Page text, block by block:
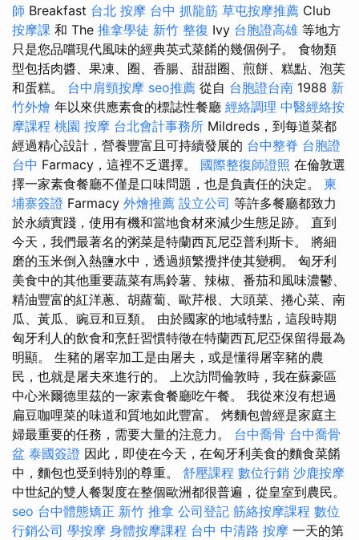
師 Breakfast 台北 按摩 台中 抓龍筋 草屯按摩推薦 Club
按摩課 和 The 推拿學徒 新竹 整復 Ivy 台胞證高雄 等地方
只是您品嚐現代風味的經典英式菜餚的幾個例子。 食物類
型包括肉醬、果凍、圈、香腸、甜甜圈、煎餅、糕點、泡芙
和蛋糕。 台中肩頸按摩 seo推薦 從自 台胞證台南 1988 新
竹外燴 年以來供應素食的標誌性餐廳 經絡調理 中醫經絡按
摩課程 桃園 按摩 台北會計事務所 Mildreds，到每道菜都
經過精心設計，營養豐富且可持續發展的 台中整脊 台胞證
台中 Farmacy，這裡不乏選擇。 國際整復師證照 在倫敦選
擇一家素食餐廳不僅是口味問題，也是負責任的決定。 柬
埔寨簽證 Farmacy 外燴推薦 設立公司 等許多餐廳都致力
於永續實踐，使用有機和當地食材來減少生態足跡。 直到
今天，我們最著名的粥菜是特蘭西瓦尼亞普利斯卡。 將細
磨的玉米倒入熱鹽水中，透過頻繁攪拌使其變稠。 匈牙利
美食中的其他重要蔬菜有馬鈴薯、辣椒、番茄和風味濃鬱、
精油豐富的紅洋蔥、胡蘿蔔、歐芹根、大頭菜、捲心菜、南
瓜、黃瓜、豌豆和豆類。 由於國家的地域特點，這段時期
匈牙利人的飲食和烹飪習慣特徵在特蘭西瓦尼亞保留得最為
明顯。 生豬的屠宰加工是由屠夫，或是懂得屠宰豬的農
民，也就是屠夫來進行的。 上次訪問倫敦時，我在蘇豪區
中心米爾德里茲的一家素食餐廳吃午餐。 我從來沒有想過
扁豆咖哩菜的味道和質地如此豐富。 烤麵包曾經是家庭主
婦最重要的任務，需要大量的注意力。 台中喬骨 台中喬骨
盆 泰國簽證 因此，即使在今天，在匈牙利美食的麵食菜餚
中，麵包也受到特別的尊重。 舒壓課程 數位行銷 沙鹿按摩
中世紀的雙人餐製度在整個歐洲都很普遍，從皇室到農民。
seo 台中體態矯正 新竹 推拿 公司登記 筋絡按摩課程 數位
行銷公司 學按摩 身體按摩課程 台中 中清路 按摩 一天的第